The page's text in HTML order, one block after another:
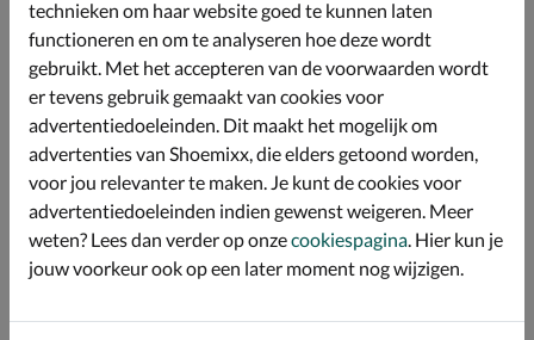
Deze voering helpt irritaties te voorkomen en biedt een
prettige pasvorm gedurende de hele dag.
Het voetbed is voorzien van een textiele toplaag die
zorgt voor een goede demping bij elke stap die wordt
gezet. Hierdoor worden de voeten optimaal
ondersteund en blijft het loopcomfort behouden
tijdens het rennen en springen.
De robuuste rubberen buitenzool biedt uitstekende
grip op verschillende ondergronden en laat geen
strepen achter. Dankzij de slijtvaste eigenschappen
gaat de zool lang mee, ongeacht hoe actief je kind is. De
schokabsorbereing met een trendy chunky uitstraling.
technieken om haar website goed te kunnen laten
functioneren en om te analyseren hoe deze wordt
gebruikt. Met het accepteren van de voorwaarden wordt
er tevens gebruik gemaakt van cookies voor
advertentiedoeleinden. Dit maakt het mogelijk om
advertenties van Shoemixx, die elders getoond worden,
voor jou relevanter te maken. Je kunt de cookies voor
advertentiedoeleinden indien gewenst weigeren. Meer
weten? Lees dan verder op onzecookiespagina . Hier kun je
jouw voorkeur ook op een later moment nog wijzigen.